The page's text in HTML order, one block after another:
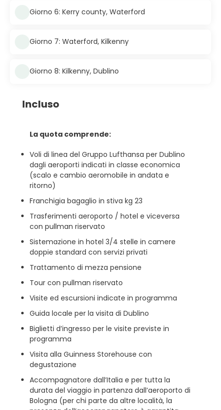
Giorno 6: Kerry county, Waterford
Giorno 7: Waterford, Kilkenny
Giorno 8: Kilkenny, Dublino
Incluso
La quota comprende:
Voli di linea del Gruppo Lufthansa per Dublino
dagli aeroporti indicati in classe economica
(scalo e cambio aeromobile in andata e
ritorno)
Franchigia bagaglio in stiva kg 23
Trasferimenti aeroporto / hotel e viceversa
con pullman riservato
Sistemazione in hotel 3/4 stelle in camere
doppie standard con servizi privati
Trattamento di mezza pensione
Tour con pullman riservato
Visite ed escursioni indicate in programma
Guida locale per la visita di Dublino
Biglietti d’ingresso per le visite previste in
programma
Visita alla Guinness Storehouse con
degustazione
Accompagnatore dall’Italia e per tutta la
durata del viaggio in partenza dall’aeroporto di
Bologna (per chi parte da altre località, la